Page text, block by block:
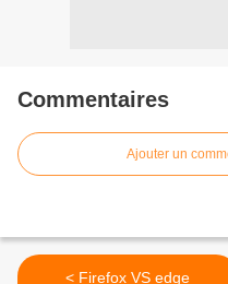
Commentaires
Ajouter un
< Firefox VS edge